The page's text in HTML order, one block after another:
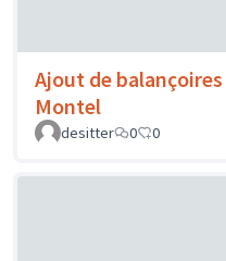
Ajout de balançoires
Montel
desitter
0 0